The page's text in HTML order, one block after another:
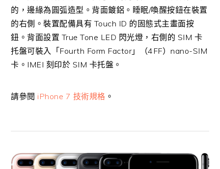
的，邊緣為圓弧造型。背面鍍鋁。睡眠/喚醒按鈕在裝置
的右側。裝置配備具有 Touch ID 的固態式主畫面按
鈕。背面設置 True Tone LED 閃光燈，右側的 SIM 卡
托盤可裝入「Fourth Form Factor」（4FF）nano-SIM
卡。IMEI 刻印於 SIM 卡托盤。
請參閱 iPhone 7 技術規格 。